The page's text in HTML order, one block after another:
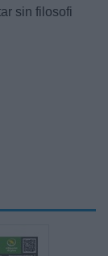
sin filosofi